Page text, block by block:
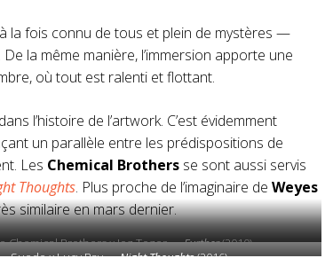
à la fois connu de tous et plein de mystères —
la même manière, l’immersion apporte une
où tout est ralenti et flottant.
l’histoire de l’artwork. C’est évidemment
un parallèle entre les prédispositions de
Les Chemical Brothers se sont aussi servis
Thoughts. Plus proche de l’imaginaire de Weyes
similaire en mars dernier.
Chemical Brothers x Joz Tozer —Further(2010)
Suede x Lucy Ray —Night Thoughts(2016)